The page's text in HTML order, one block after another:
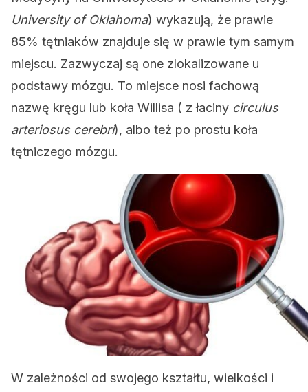
University of Oklahoma) wykazują, że prawie
85% tętniaków znajduje się w prawie tym samym
miejscu. Zazwyczaj są one zlokalizowane u
podstawy mózgu. To miejsce nosi fachową
nazwę kręgu lub koła Willisa ( z łaciny circulus
arteriosus cerebri), albo też po prostu koła
tętniczego mózgu.
W zależności od swojego kształtu, wielkości i